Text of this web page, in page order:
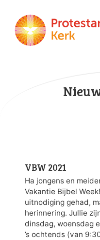
VBW 2021
Ha jongens en
Vakantie Bijbel
uitnodiging gehad,
herinnering. Jullie
dinsdag, woensdag
’s ochtends (van